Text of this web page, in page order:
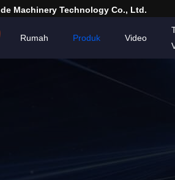
Machinery Technology Co., Ltd.
Rumah Produk Video